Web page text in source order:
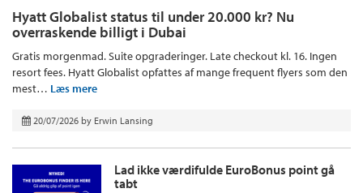
Hyatt Globalist status til under 20.000 kr? Nu
overraskende billigt i Dubai
Gratis morgenmad. Suite opgraderinger. Late checkout kl. 16. Ingen
resort fees. Hyatt Globalist opfattes af mange frequent flyers som den
mest… Læs mere
20/07/2026 by Erwin Lansing
Lad ikke værdifulde EuroBonus point gå
tabt